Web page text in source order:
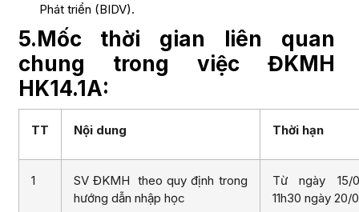
Phát triển (BIDV).
5.Mốc thời gian liên quan
chung trong việc ĐKMH
HK14.1A:
TT Nội dung Thời hạn
1
SV ĐKMH theo quy định trong
hướng dẫn nhập học
Từ ngày 15/
11h30 ngày 20/